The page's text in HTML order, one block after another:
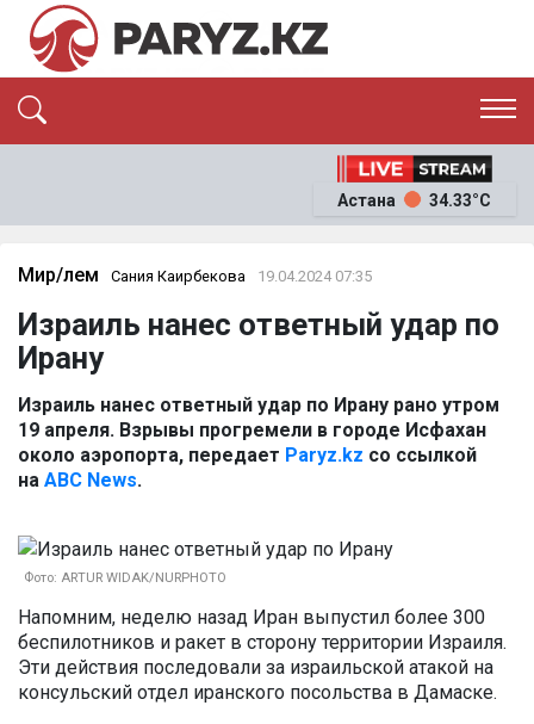
ЭКОНОМИКА
ОҚИҒА
News
Астана 34.33°C
Мир/Әлем Сания Каирбекова 19.04.2024 07:35
Израиль нанес ответный удар по
Ирану
Израиль нанес ответный удар по Ирану рано утром
19 апреля. Взрывы прогремели в городе Исфахан
около аэропорта, передает Paryz.kz со ссылкой
на ABC News.
Фото: ARTUR WIDAK/NURPHOTO
Напомним, неделю назад Иран выпустил более 300
беспилотников и ракет в сторону территории Израиля.
Эти действия последовали за израильской атакой на
консульский отдел иранского посольства в Дамаске.